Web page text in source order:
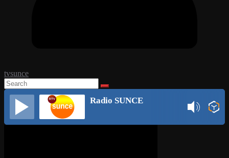
tvsunce
Radio SUNCE